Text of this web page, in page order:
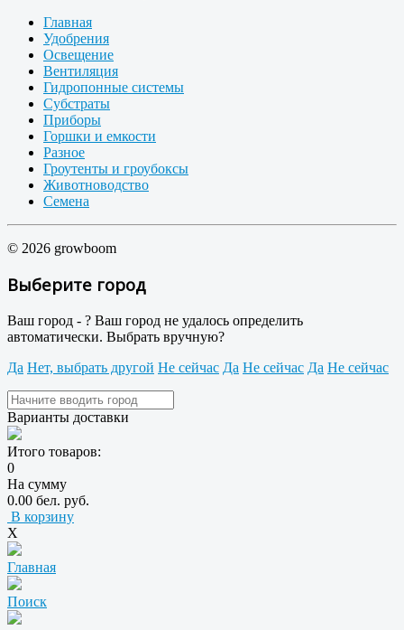
Главная
Удобрения
Освещение
Вентиляция
Гидропонные системы
Субстраты
Приборы
Горшки и емкости
Разное
Гроутенты и гроубоксы
Животноводство
Семена
© 2026 growboom
Выберите город
Ваш город - ? Ваш город не удалось определить
автоматически. Выбрать вручную?
Да Нет, выбрать другой Не сейчас Да Не сейчас Да Не сейчас
Варианты доставки
Итого товаров:
0
На сумму
0.00 бел. руб.
В корзину
X
Главная
Поиск